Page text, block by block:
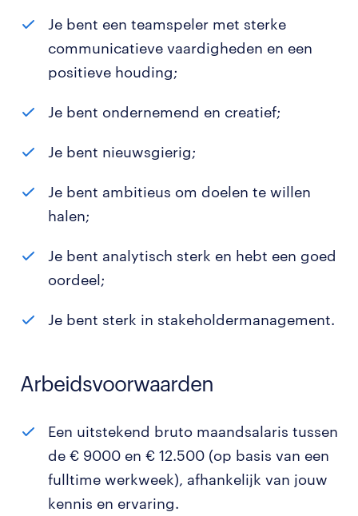
Je bent een teamspeler met sterke
communicatieve vaardigheden en een
positieve houding;
Je bent ondernemend en creatief;
Je bent nieuwsgierig;
Je bent ambitieus om doelen te willen
halen;
Je bent analytisch sterk en hebt een goed
oordeel;
Je bent sterk in stakeholdermanagement.
Arbeidsvoorwaarden
Een uitstekend bruto maandsalaris tussen
de € 9000 en € 12.500 (op basis van een
fulltime werkweek), afhankelijk van jouw
kennis en ervaring.